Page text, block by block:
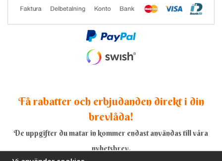
Få rabatter och erbjudanden direkt i din
brevlåda!
De uppgifter du matar in kommer endast användas till våra
nyhetsbrev.